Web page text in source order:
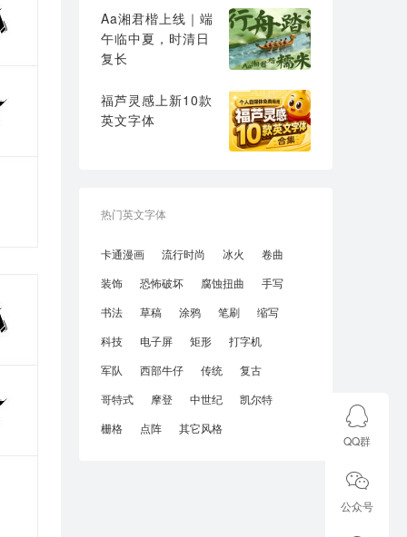
Aa湘君楷上线｜端
午临中夏，时清日
复长
福芦灵感上新10款
英文字体
热门英文字体
卡通漫画 流行时尚 冰火
卷曲
装饰
恐怖破坏 腐蚀扭曲
手写
书法
草稿 涂鸦 笔刷
缩写
科技
电子屏 矩形
打字机
军队
西部牛仔 传统
复古
哥特式
摩登 中世纪
凯尔特
栅格
点阵 其它风格
QQ群
公众号